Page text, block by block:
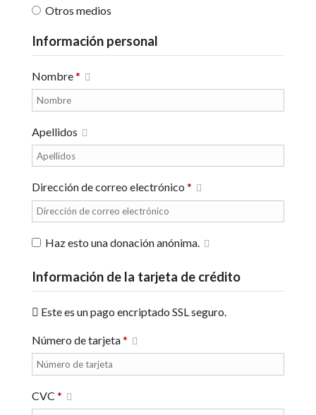
Otros medios
Información personal
Nombre*
Apellidos
Dirección de correo electrónico *
Haz esto una donación anónima.
Información de la tarjeta de crédito
Este es un pago encriptado SSL seguro.
Número de tarjeta*
CVC *